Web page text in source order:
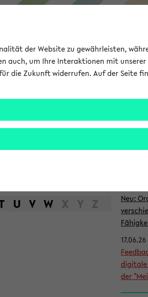
U V W X Y Z
S
i
News
Neu:
17.06.26
digitale
der
der Website zu gewährleisten,
auch, um Ihre Interaktionen mit unserer
die Zukunft widerrufen. Auf der Seite